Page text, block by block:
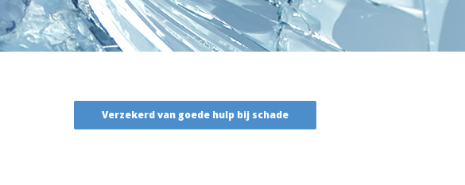
Verzekerd van goede hulp bij schade